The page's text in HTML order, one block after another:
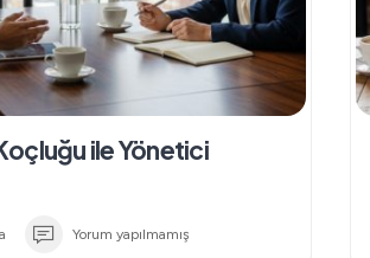
ile Yönetici
Yorum yapılmamış